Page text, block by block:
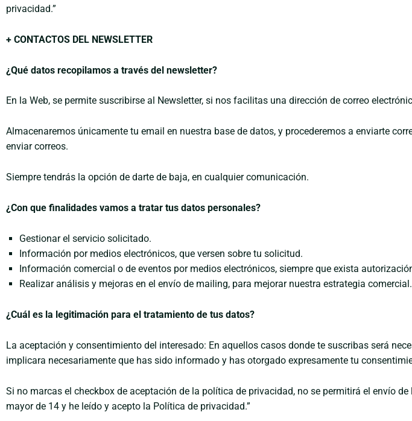
privacidad.”
+ CONTACTOS DEL NEWSLETTER
¿Qué datos recopilamos a través del newsletter?
En la Web, se permite suscribirse al Newsletter, si nos facilitas una dirección de correo
Almacenaremos únicamente tu email en nuestra base de datos, y procederemos a enviarte
enviar correos.
Siempre tendrás la opción de darte de baja, en cualquier comunicación.
¿Con que finalidades vamos a tratar tus datos personales?
Gestionar el servicio solicitado.
Información por medios electrónicos, que versen sobre tu solicitud.
Información comercial o de eventos por medios electrónicos, siempre que exista
Realizar análisis y mejoras en el envío de mailing, para mejorar nuestra estrategia comercial.
¿Cuál es la legitimación para el tratamiento de tus datos?
La aceptación y consentimiento del interesado: En aquellos casos donde te suscribas será
implicara necesariamente que has sido informado y has otorgado expresamente tu
Si no marcas el checkbox de aceptación de la política de privacidad, no se permitirá el envío
mayor de 14 y he leído y acepto la Política de privacidad.”